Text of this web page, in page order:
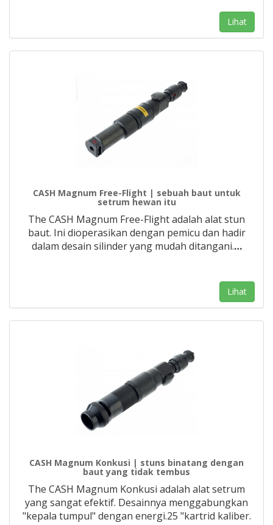
Lihat
CASH Magnum Free-Flight | sebuah baut untuk
setrum hewan itu
The CASH Magnum Free-Flight adalah alat stun
baut. Ini dioperasikan dengan pemicu dan hadir
dalam desain silinder yang mudah ditangani.…
Lihat
CASH Magnum Konkusi | stuns binatang dengan
baut yang tidak tembus
The CASH Magnum Konkusi adalah alat setrum
yang sangat efektif. Desainnya menggabungkan
"kepala tumpul" dengan energi.25 "kartrid kaliber.